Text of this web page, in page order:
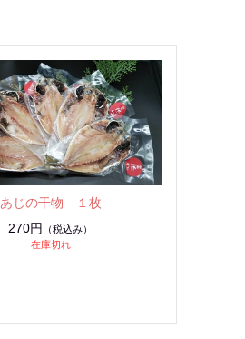
あじの干物 １枚
270円
（税込み）
在庫切れ